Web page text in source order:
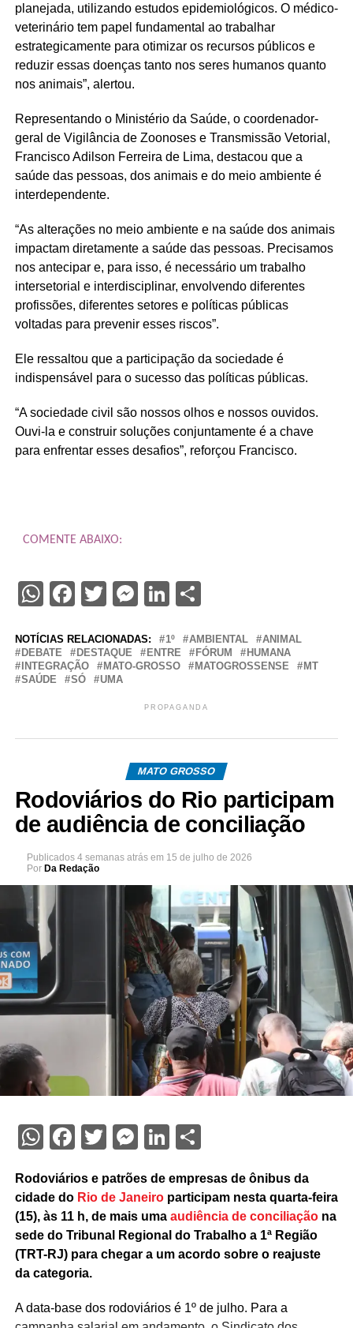
planejada, utilizando estudos epidemiológicos. O médico-
veterinário tem papel fundamental ao trabalhar
estrategicamente para otimizar os recursos públicos e
reduzir essas doenças tanto nos seres humanos quanto
nos animais”, alertou.
Representando o Ministério da Saúde, o coordenador-
geral de Vigilância de Zoonoses e Transmissão Vetorial,
Francisco Adilson Ferreira de Lima, destacou que a
saúde das pessoas, dos animais e do meio ambiente é
interdependente.
“As alterações no meio ambiente e na saúde dos animais
impactam diretamente a saúde das pessoas. Precisamos
nos antecipar e, para isso, é necessário um trabalho
intersetorial e interdisciplinar, envolvendo diferentes
profissões, diferentes setores e políticas públicas
voltadas para prevenir esses riscos”.
Ele ressaltou que a participação da sociedade é
indispensável para o sucesso das políticas públicas.
“A sociedade civil são nossos olhos e nossos ouvidos.
Ouvi-la e construir soluções conjuntamente é a chave
para enfrentar esses desafios”, reforçou Francisco.
COMENTE ABAIXO:
WhatsApp
Facebook
Twitter
Messenger
LinkedIn
Share
NOTÍCIAS RELACIONADAS: 1º AMBIENTAL
ANIMAL
DEBATE
DESTAQUE ENTRE FÓRUM
HUMANA
INTEGRAÇÃO
MATO-GROSSO MATOGROSSENSE
MT
SAÚDE
SÓ UMA
PROPAGANDA
MATO GROSSO
Rodoviários do Rio participam
de audiência de conciliação
Publicados 4 semanas atrás em 15 de julho de 2026
Por Da Redação
WhatsApp
Facebook
Twitter
Messenger
LinkedIn
Share
Rodoviários e patrões de empresas de ônibus da
cidade do Rio de Janeiroparticipam nesta quarta-feira
(15), às 11 h, de mais uma audiência de conciliaçãona
sede do Tribunal Regional do Trabalho a 1ª Região
(TRT-RJ) para chegar a um acordo sobre o reajuste
da categoria.
A data-base dos rodoviários é 1º de julho. Para a